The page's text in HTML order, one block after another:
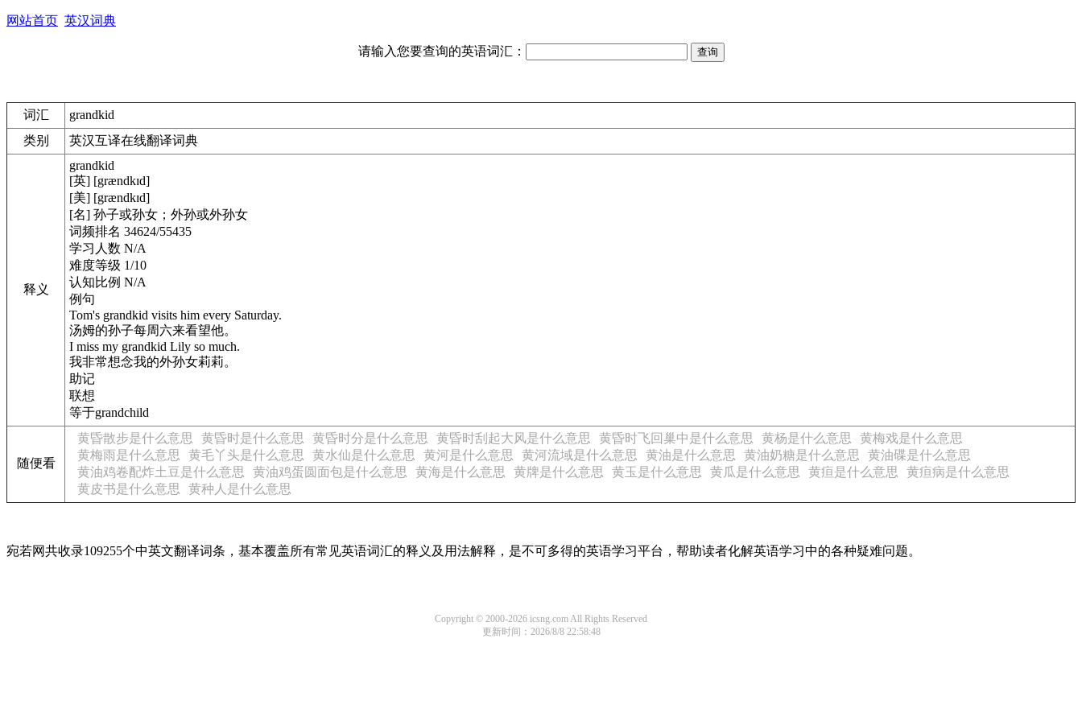
网站首页 英汉词典
请输入您要查询的英语词汇：
词汇
grandkid
类别
英汉互译在线翻译词典
释义
grandkid
[英] [grændkɪd]
[美] [grændkɪd]
[名] 孙子或孙女；外孙或外孙女
词频排名 34624/55435
学习人数 N/A
难度等级 1/10
认知比例 N/A
例句
Tom's grandkid visits him every Saturday.
汤姆的孙子每周六来看望他。
I miss my grandkid Lily so much.
我非常想念我的外孙女莉莉。
助记
联想
等于grandchild
随便看
黄昏散步是什么意思 黄昏时是什么意思 黄昏时分是什么意思 黄昏时刮起大风是什么意思 黄昏时飞回巢中是什么意思 黄杨是什么意思
黄梅戏是什么意思
黄梅雨是什么意思
黄毛丫头是什么意思 黄水仙是什么意思 黄河是什么意思 黄河流域是什么意思 黄油是什么意思 黄油奶糖是什么意思
黄油碟是什么意思
黄油鸡卷配炸土豆是什么意思
黄油鸡蛋圆面包是什么意思 黄海是什么意思 黄牌是什么意思 黄玉是什么意思 黄瓜是什么意思 黄疸是什么意思
黄疸病是什么意思
黄皮书是什么意思
黄种人是什么意思
宛若网共收录109255个中英文翻译词条，基本覆盖所有常见英语词汇的释义及用法解释，是不可多得的英语学习平台，帮助读者化解英语学习中的各种疑难问题。
Copyright © 2000-2026 icsng.com All Rights Reserved
更新时间：2026/8/8 22:58:48